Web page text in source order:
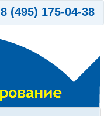
8 (495) 175-04-38